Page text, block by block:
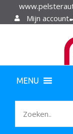
Mijn account
MENU